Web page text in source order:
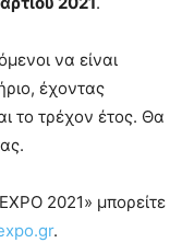
να είναι
έχοντας
το τρέχον έτος. Θα
.
2021» μπορείτε
.